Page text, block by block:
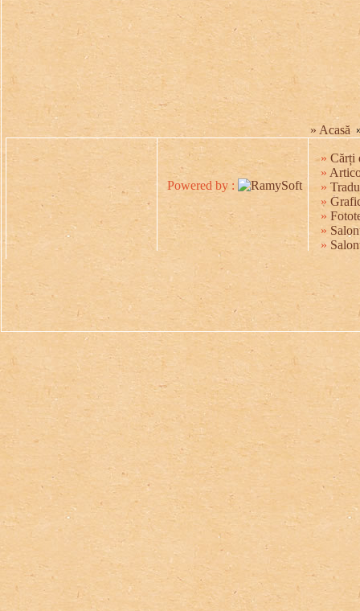
» Acasă
Powered by :
» Cărți
»
»
»
»
»
»